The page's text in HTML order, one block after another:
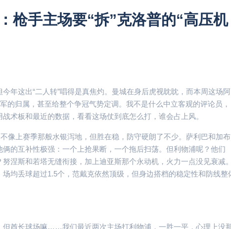
枪手主场要“拆”克洛普的“高压机
年这出“二人转”唱得是真焦灼。曼城在身后虎视眈眈，而本周这场阿
的归属，甚至给整个争冠气势定调。我不是什么中立客观的评论员，
术板和最近的数据，看看这场仗到底怎么打，谁会占上风。
像上赛季那般水银泻地，但胜在稳，防守硬朗了不少。萨利巴和加布
的互补性极强：一个上抢果断，一个拖后扫荡。但利物浦呢？他们
涅斯和若塔无缝衔接，加上迪亚斯那个永动机，火力一点没见衰减。
均丢球超过1.5个，范戴克依然顶级，但身边搭档的稳定性和防线整
但酋长球场嘛……我们最近两次主场打利物浦，一胜一平，心理上没